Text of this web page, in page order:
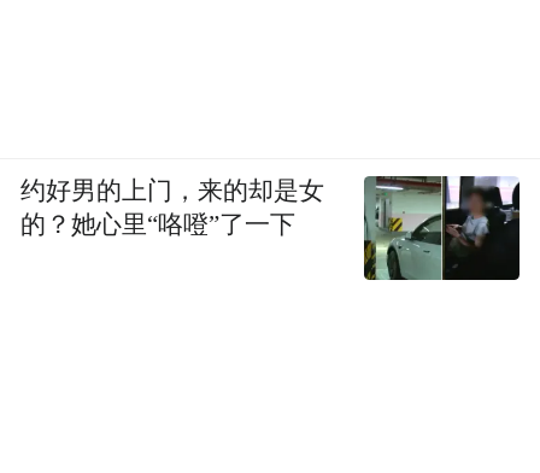
约好男的上门，来的却是女
的？她心里“咯噔”了一下